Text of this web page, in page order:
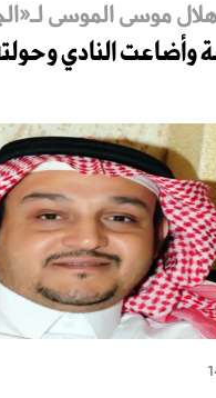
موسى الموسى
وأضاعت النادي